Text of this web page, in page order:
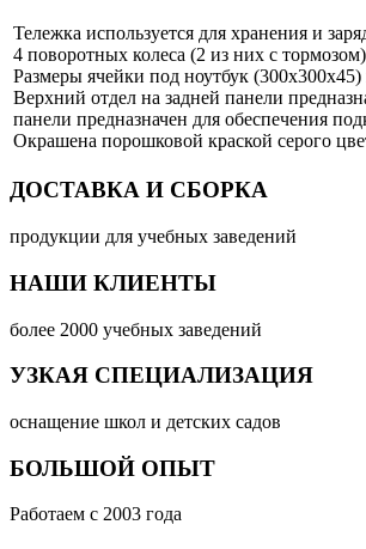
Тележка используется для хранения и
4 поворотных колеса (2 из них с
Размеры ячейки под ноутбук
Верхний отдел на задней панели
панели предназначен для обеспечения
Окрашена порошковой краской серого
ДОСТАВКА И СБОРКА
продукции для учебных заведений
НАШИ КЛИЕНТЫ
более 2000 учебных заведений
УЗКАЯ СПЕЦИАЛИЗАЦИЯ
оснащение школ и детских садов
БОЛЬШОЙ ОПЫТ
Работаем с 2003 года